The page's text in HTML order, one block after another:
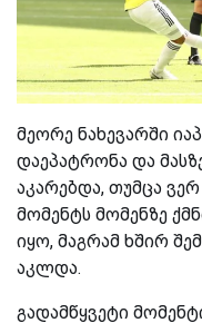
მეორე ნახევარში
დაეპატრონა და
აკარებდა, თუმცა
მომენტს მომენზე
იყო, მაგრამ ხშირ
აკლდა.
გადამწყვეტი